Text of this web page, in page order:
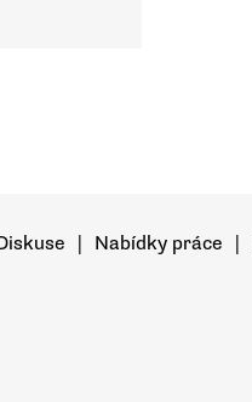
Nabídky práce